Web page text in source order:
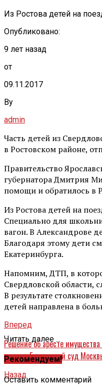
Из Ростова детей на
Опубликовано:
9 лет назад
от
09.11.2017
By
admin
Часть детей из
в Ростовском районе,
Правительство
губернатора Дмитрия
помощи и обратилось в
Из Ростова детей на
Специально для
вагон. В Александрове
Благодаря этому дети
Екатеринбурга.
Напомним, ДТП, в
Свердловской области,
В результате
детей направлена в
Вперед
Решение об аресте
принял Басманный суд
Назад
Читать далее ...
Рекомендуем!
Оставить комментарий